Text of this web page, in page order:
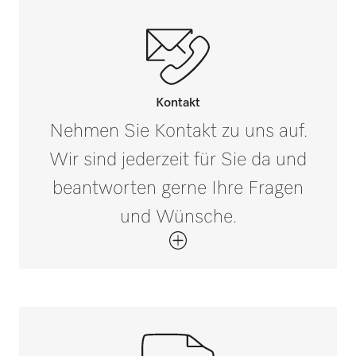
Kontakt
Nehmen Sie Kontakt zu uns auf.
Wir sind jederzeit für Sie da und
beantworten gerne Ihre Fragen
und Wünsche.